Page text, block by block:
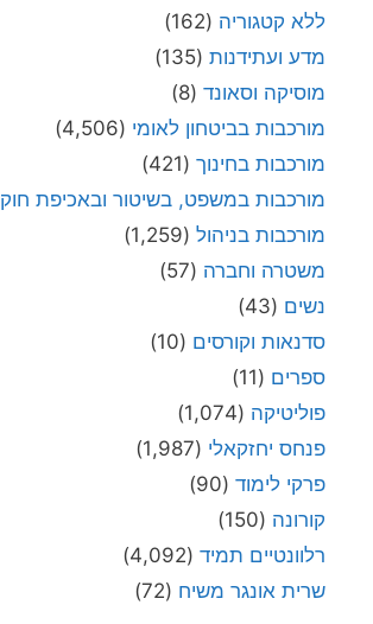
ללא קטגוריה (162)
מדע ועתידנות (135)
מוסיקה וסאונד (8)
מורכבות בביטחון לאומי (4,506)
מורכבות בחינוך (421)
מורכבות במשפט, בשיטור ובאכיפת חוק
מורכבות בניהול (1,259)
משטרה וחברה (57)
נשים (43)
סדנאות וקורסים (10)
ספרים (11)
פוליטיקה (1,074)
פנחס יחזקאלי (1,987)
פרקי לימוד (90)
קורונה (150)
רלוונטיים תמיד (4,092)
שרית אונגר משיח (72)